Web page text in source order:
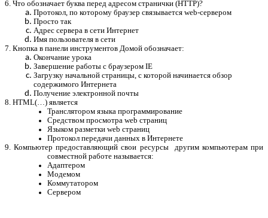
6. Что обозначает буква перед адресом странички (HTTP)?
Протокол, по которому браузер связывается web-сервером
Просто так
Адрес сервера в сети Интернет
Имя пользователя в сети
7. Кнопка в панели инструментов Домой обозначает:
Окончание урока
Завершение работы с браузером IE
Загрузку начальной страницы, с которой начинается обзор
содержимого Интернета
Получение электронной почты
8. HTML(…) является
Транслятором языка программирование
Средством просмотра web страниц
Языком разметки web страниц
Протокол передачи данных в Интернете
9. Компьютер предоставляющий свои ресурсы другим компьютерам при
совместной работе называется:
Адаптером
Модемом
Коммутатором
Сервером